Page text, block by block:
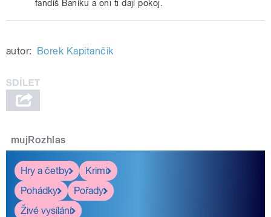
fandíš Baníku a oni ti dají pokoj.
autor: Borek Kapitančik
mujRozhlas
Hry a četby
Krimi
Pohádky
Pořady
Živé vysílání